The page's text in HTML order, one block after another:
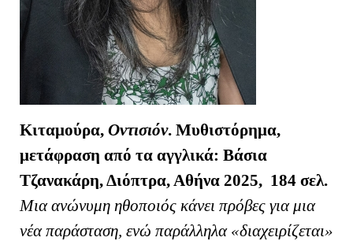
Κιταμούρα, Οντισιόν. Μυθιστόρημα,
μετάφραση από τα αγγλικά: Βάσια
Τζανακάρη, Διόπτρα, Αθήνα 2025, 184 σελ.
Μια ανώνυμη ηθοποιός κάνει πρόβες για μια
νέα παράσταση, ενώ παράλληλα «διαχειρίζεται»